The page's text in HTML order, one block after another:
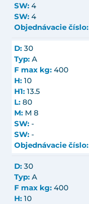
SW: 4
SW: 4
Objednávacie číslo:
D: 30
Typ: A
F max kg: 400
H: 10
H1: 13.5
L: 80
M: M 8
SW: -
SW: -
Objednávacie číslo:
D: 30
Typ: A
F max kg: 400
H: 10